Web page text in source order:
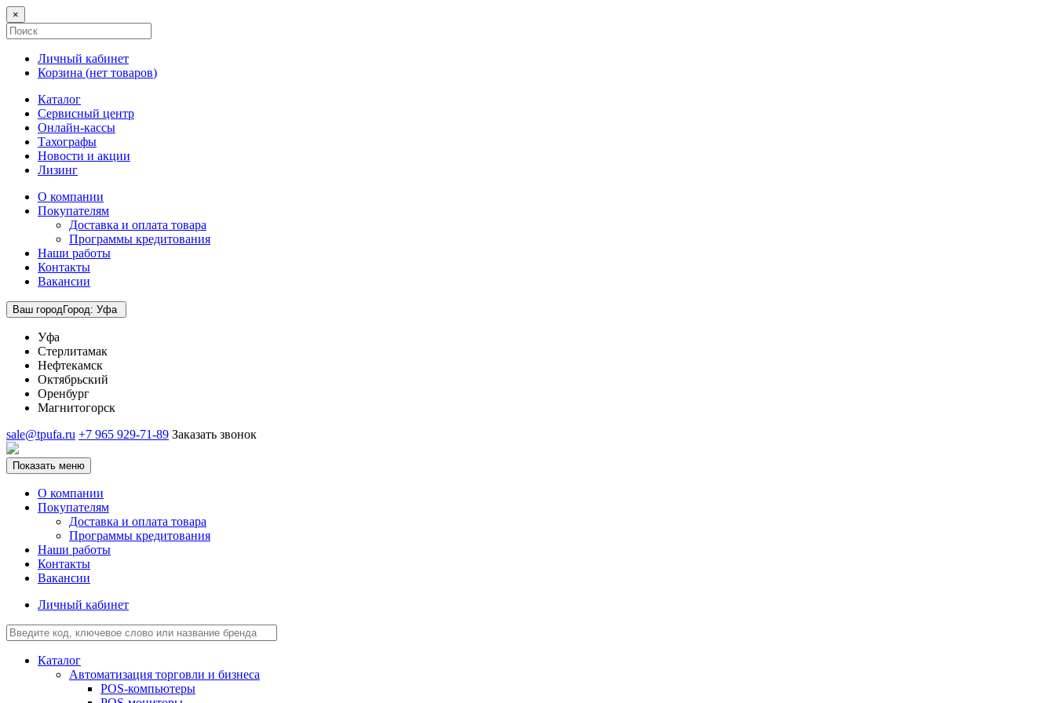
×
Личный кабинет
Корзина (нет товаров)
Каталог
Сервисный центр
Онлайн-кассы
Тахографы
Новости и акции
Лизинг
О компании
Покупателям
Доставка и оплата товара
Программы кредитования
Наши работы
Контакты
Вакансии
Ваш городГород: Уфа
Уфа
Стерлитамак
Нефтекамск
Октябрьский
Оренбург
Магнитогорск
sale@tpufa.ru +7 965 929-71-89 Заказать звонок
Показать меню
О компании
Покупателям
Доставка и оплата товара
Программы кредитования
Наши работы
Контакты
Вакансии
Личный кабинет
Каталог
Автоматизация торговли и бизнеса
POS-компьютеры